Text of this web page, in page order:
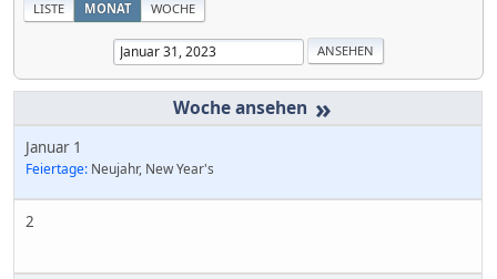
LISTE MONAT WOCHE
»
Januar 1
Feiertage: Neujahr, New Year's
2